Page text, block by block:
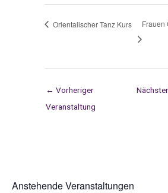
Orientalischer Tanz Kurs Frauen
← Vorheriger
Veranstaltung
Anstehende Veranstaltungen